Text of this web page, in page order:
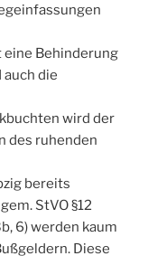
eine Behinderung
die
wird der
des ruhenden
bereits
StVO §12
6) werden kaum
Diese